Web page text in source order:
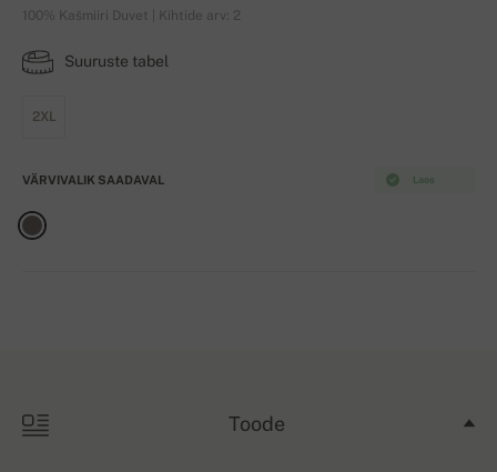
100% Kašmiiri Duvet | Kihtide arv: 2
Suuruste tabel
2XL
Laos
VÄRVIVALIK SAADAVAL
Toode